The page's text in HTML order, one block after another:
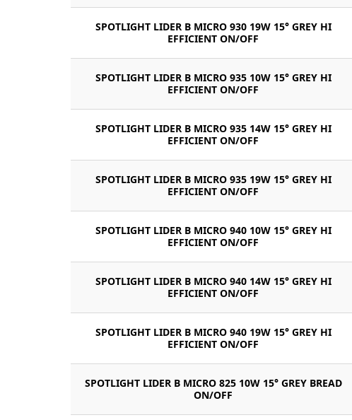
SPOTLIGHT LIDER B MICRO 930 19W 15° GREY HI
EFFICIENT ON/OFF
SPOTLIGHT LIDER B MICRO 935 10W 15° GREY HI
EFFICIENT ON/OFF
SPOTLIGHT LIDER B MICRO 935 14W 15° GREY HI
EFFICIENT ON/OFF
SPOTLIGHT LIDER B MICRO 935 19W 15° GREY HI
EFFICIENT ON/OFF
SPOTLIGHT LIDER B MICRO 940 10W 15° GREY HI
EFFICIENT ON/OFF
SPOTLIGHT LIDER B MICRO 940 14W 15° GREY HI
EFFICIENT ON/OFF
SPOTLIGHT LIDER B MICRO 940 19W 15° GREY HI
EFFICIENT ON/OFF
SPOTLIGHT LIDER B MICRO 825 10W 15° GREY BREAD
ON/OFF